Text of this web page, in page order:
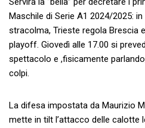
Maschile di Serie A1 2024/2025:
stracolma, Trieste regola Brescia
playoff. Giovedì alle 17.00 si
spettacolo e ,fisicamente
colpi.
La difesa impostata da Maurizio
mette in tilt l’attacco delle calotte